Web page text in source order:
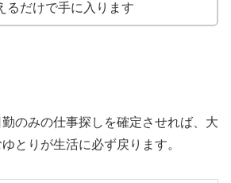
るだけで手に入ります
勤のみの仕事探しを確定させれば、大
とりが生活に必ず戻ります。